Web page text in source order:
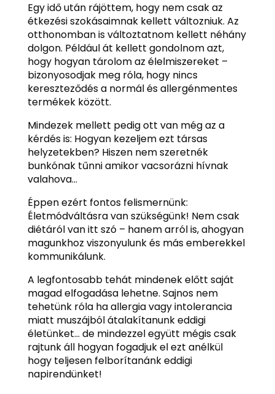
Egy idő után rájöttem, hogy nem csak az
étkezési szokásaimnak kellett változniuk. Az
otthonomban is változtatnom kellett néhány
dolgon. Például át kellett gondolnom azt,
hogy hogyan tárolom az élelmiszereket –
bizonyosodjak meg róla, hogy nincs
kereszteződés a normál és allergénmentes
termékek között.
Mindezek mellett pedig ott van még az a
kérdés is: Hogyan kezeljem ezt társas
helyzetekben? Hiszen nem szeretnék
bunkónak tűnni amikor vacsorázni hívnak
valahova…
Éppen ezért fontos felismernünk:
Életmódváltásra van szükségünk! Nem csak
diétáról van itt szó – hanem arról is, ahogyan
magunkhoz viszonyulunk és más emberekkel
kommunikálunk.
A legfontosabb tehát mindenek előtt saját
magad elfogadása lehetne. Sajnos nem
tehetünk róla ha allergia vagy intolerancia
miatt muszájból átalakítanunk eddigi
életünket… de mindezzel együtt mégis csak
rajtunk áll hogyan fogadjuk el ezt anélkül
hogy teljesen felborítanánk eddigi
napirendünket!